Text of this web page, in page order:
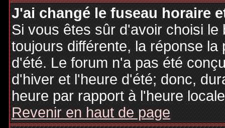
J'ai changé le fuseau horaire
Si vous êtes sûr d'avoir choisi
toujours différente, la réponse
d'été. Le forum n'a pas été
d'hiver et l'heure d'été; donc,
heure par rapport à l'heure
Revenir en haut de page